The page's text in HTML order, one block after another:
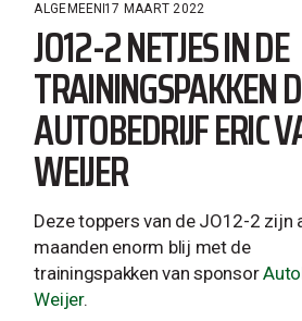
ALGEMEEN 17 MAART 2022
JO12-2 NETJES IN DE
TRAININGSPAKKEN
AUTOBEDRIJF ERIC
WEIJER
Deze toppers van de JO12-2 zijn
maanden enorm blij met de
trainingspakken van sponsor
Weijer.